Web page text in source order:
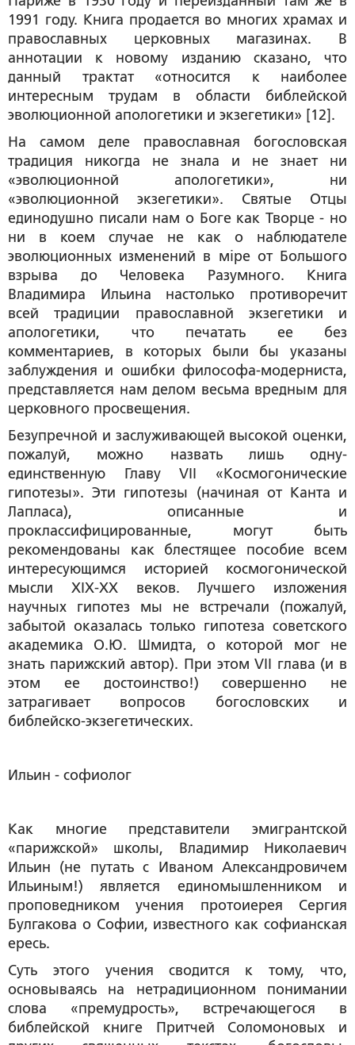
1991 году. Книга продается во многих храмах и
православных церковных магазинах. В
аннотации к новому изданию сказано, что
данный трактат «относится к наиболее
интересным трудам в области библейской
эволюционной апологетики и экзегетики» [12].
На самом деле православная богословская
традиция никогда не знала и не знает ни
«эволюционной апологетики», ни
«эволюционной экзегетики». Святые Отцы
единодушно писали нам о Боге как Творце - но
ни в коем случае не как о наблюдателе
эволюционных изменений в мiре от Большого
взрыва до Человека Разумного. Книга
Владимира Ильина настолько противоречит
всей традиции православной экзегетики и
апологетики, что печатать ее без
комментариев, в которых были бы указаны
заблуждения и ошибки философа-модерниста,
представляется нам делом весьма вредным для
церковного просвещения.
Безупречной и заслуживающей высокой оценки,
пожалуй, можно назвать лишь одну-
единственную Главу VII «Космогонические
гипотезы». Эти гипотезы (начиная от Канта и
Лапласа), описанные и
проклассифицированные, могут быть
рекомендованы как блестящее пособие всем
интересующимся историей космогонической
мысли XIX-XX веков. Лучшего изложения
научных гипотез мы не встречали (пожалуй,
забытой оказалась только гипотеза советского
академика О.Ю. Шмидта, о которой мог не
знать парижский автор). При этом VII глава (и в
этом ее достоинство!) совершенно не
затрагивает вопросов богословских и
библейско-экзегетических.
Ильин - софиолог
Как многие представители эмигрантской
«парижской» школы, Владимир Николаевич
Ильин (не путать с Иваном Александровичем
Ильиным!) является единомышленником и
проповедником учения протоиерея Сергия
Булгакова о Софии, известного как софианская
ересь.
Суть этого учения сводится к тому, что,
основываясь на нетрадиционном понимании
слова «премудрость», встречающегося в
библейской книге Притчей Соломоновых и